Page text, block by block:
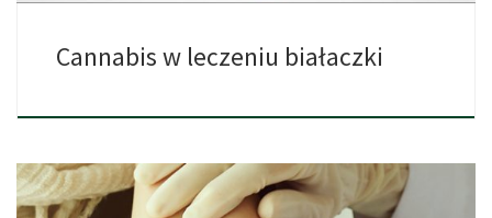
Cannabis w leczeniu białaczki